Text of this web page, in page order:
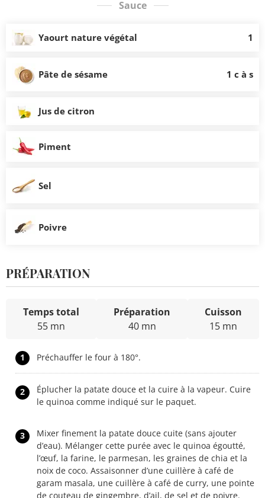
Sauce
Yaourt nature végétal 1
Pâte de sésame 1 c à s
Jus de citron
Piment
Sel
Poivre
PRÉPARATION
Temps total
55 mn
Préparation
40 mn
Cuisson
15 mn
1 Préchauffer le four à 180°.
2
Éplucher la patate douce et la cuire à la vapeur. Cuire
le quinoa comme indiqué sur le paquet.
3
Mixer finement la patate douce cuite (sans ajouter
d’eau). Mélanger cette purée avec le quinoa égoutté,
l’œuf, la farine, le parmesan, les graines de chia et la
noix de coco. Assaisonner d’une cuillère à café de
garam masala, une cuillère à café de curry, une pointe
de couteau de gingembre, d’ail, de sel et de poivre.